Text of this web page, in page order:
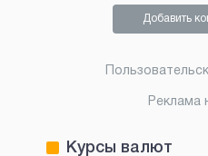
Добавить
Реклама
Курсы валют